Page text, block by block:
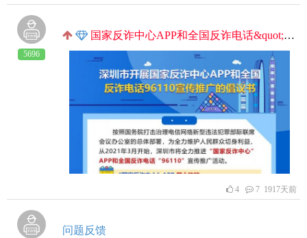
5696
国家反诈中心APP和全国反诈电话&quot;96110&quot;推广宣传
4 7 1917天前
问题反馈